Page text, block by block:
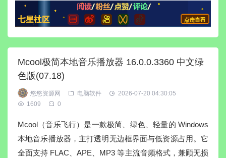
Mcool极简本地音乐播放器 16.0.0.3360 中文绿
色版(07.18)
悠悠资源网 电脑软件
2026-07-20 04:30:05
1609
0
Mcool（音乐飞行）是一款极简、绿色、轻量的 Windows
本地音乐播放器，主打透明无边框界面与低资源占用。它
全面支持 FLAC、APE、MP3 等主流音频格式，兼顾无损